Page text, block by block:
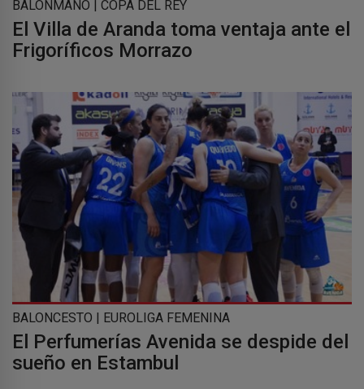
BALONMANO | COPA DEL REY
El Villa de Aranda toma ventaja ante el
Frigoríficos Morrazo
BALONCESTO | EUROLIGA FEMENINA
El Perfumerías Avenida se despide del
sueño en Estambul